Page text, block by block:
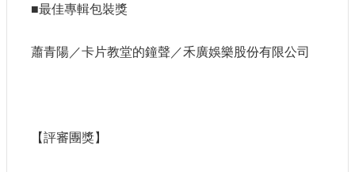
■最佳專輯包裝獎
蕭青陽／卡片教堂的鐘聲／禾廣娛樂股份有限公司
【評審團獎】